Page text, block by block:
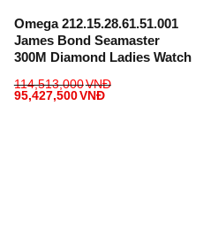
Omega 212.15.28.61.51.001
James Bond Seamaster
300M Diamond Ladies Watch
114,513,000VNĐ
95,427,500VNĐ